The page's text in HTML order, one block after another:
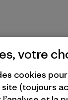
votre
cookies
(toujours